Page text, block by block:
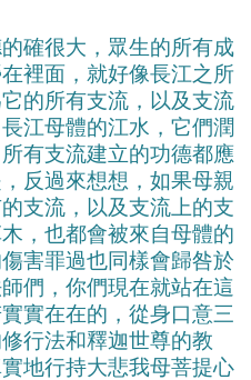
很大，眾生的所有成
裡面，就好像長江之所
的所有支流，以及支流
江母體的江水，它們潤
有支流建立的功德都應
反過來想想，如果母親
支流，以及支流上的支
，也都會被來自母體的
害罪過也同樣會歸咎於
們，你們現在就站在這
實在在的，從身口意三
行法和釋迦世尊的教
地行持大悲我母菩提心